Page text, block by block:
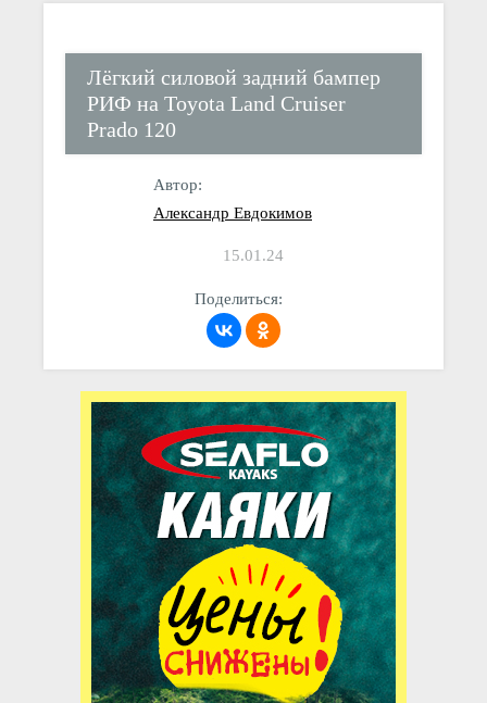
Лёгкий силовой задний бампер
РИФ на Toyota Land Cruiser
Prado 120
Автор:
Александр Евдокимов
15.01.24
Поделиться: